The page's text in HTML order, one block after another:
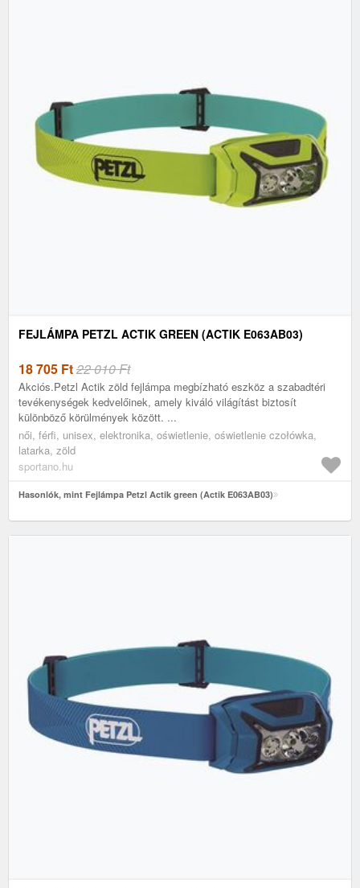
FEJLÁMPA PETZL ACTIK GREEN (ACTIK E063AB03)
18 705 Ft22 010 Ft
Akciós.Petzl Actik zöld fejlámpa megbízható eszköz a szabadtéri
tevékenységek kedvelőinek, amely kiváló világítást biztosít
különböző körülmények között. ...
női, férfi, unisex, elektronika, oświetlenie, oświetlenie czołówka,
latarka, zöld
sportano.hu
Hasonlók, mint Fejlámpa Petzl Actik green (Actik E063AB03)